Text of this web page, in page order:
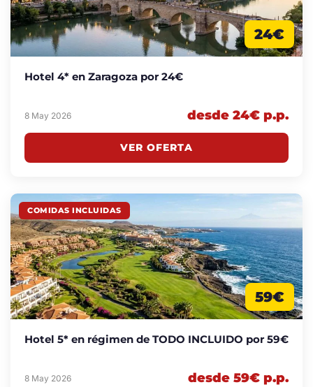
24€
Hotel 4* en Zaragoza por 24€
8 May 2026 desde 24€ p.p.
VER OFERTA
COMIDAS INCLUIDAS
59€
Hotel 5* en régimen de TODO INCLUIDO por 59€
8 May 2026 desde 59€ p.p.